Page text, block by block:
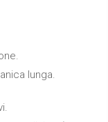
lunga.